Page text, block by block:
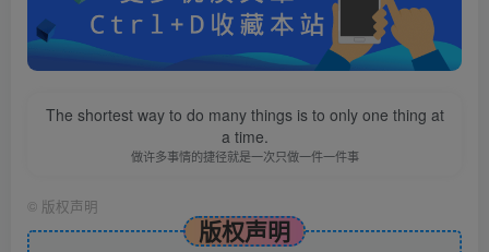
The shortest way to do many things is to only one thing at
a time.
做许多事情的捷径就是一次只做一件一件事
© 版权声明
版权声明